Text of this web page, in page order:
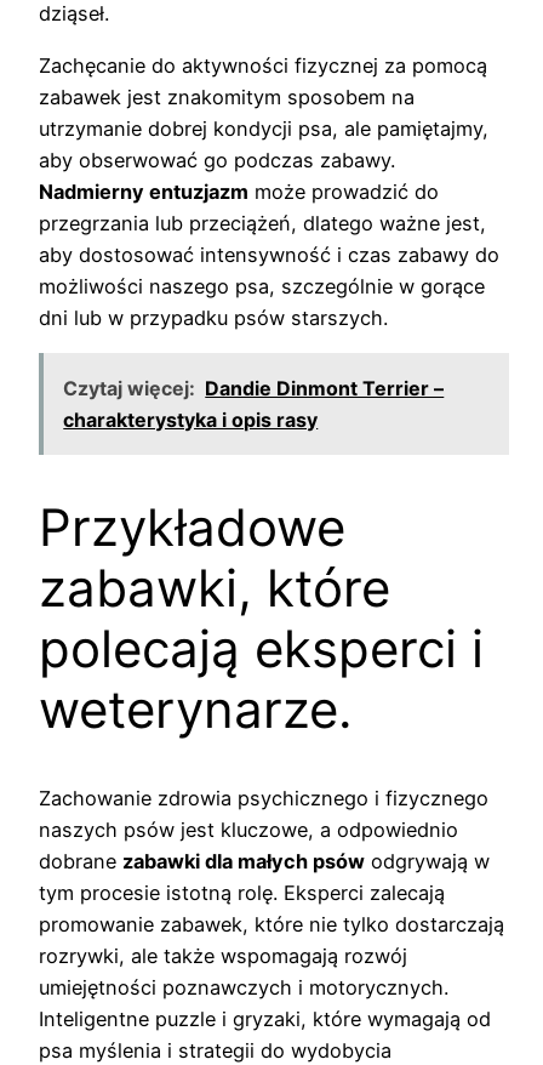
dziąseł.
Zachęcanie do aktywności fizycznej za pomocą
zabawek jest znakomitym sposobem na
utrzymanie dobrej kondycji psa, ale pamiętajmy,
aby obserwować go podczas zabawy.
Nadmierny entuzjazm może prowadzić do
przegrzania lub przeciążeń, dlatego ważne jest,
aby dostosować intensywność i czas zabawy do
możliwości naszego psa, szczególnie w gorące
dni lub w przypadku psów starszych.
Czytaj więcej: Dandie Dinmont Terrier –
charakterystyka i opis rasy
Przykładowe
zabawki, które
polecają eksperci i
weterynarze.
Zachowanie zdrowia psychicznego i fizycznego
naszych psów jest kluczowe, a odpowiednio
dobrane zabawki dla małych psów odgrywają w
tym procesie istotną rolę. Eksperci zalecają
promowanie zabawek, które nie tylko dostarczają
rozrywki, ale także wspomagają rozwój
umiejętności poznawczych i motorycznych.
Inteligentne puzzle i gryzaki, które wymagają od
psa myślenia i strategii do wydobycia